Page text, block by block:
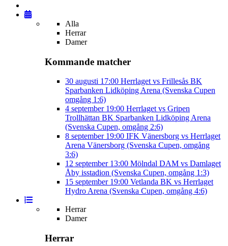
Alla
Herrar
Damer
Kommande matcher
30 augusti 17:00 Herrlaget vs Frillesås BK
Sparbanken Lidköping Arena (Svenska Cupen
omgång 1:6)
4 september 19:00 Herrlaget vs Gripen
Trollhättan BK Sparbanken Lidköping Arena
(Svenska Cupen, omgång 2:6)
8 september 19:00 IFK Vänersborg vs Herrlaget
Arena Vänersborg (Svenska Cupen, omgång
3:6)
12 september 13:00 Mölndal DAM vs Damlaget
Åby isstadion (Svenska Cupen, omgång 1:3)
15 september 19:00 Vetlanda BK vs Herrlaget
Hydro Arena (Svenska Cupen, omgång 4:6)
Herrar
Damer
Herrar